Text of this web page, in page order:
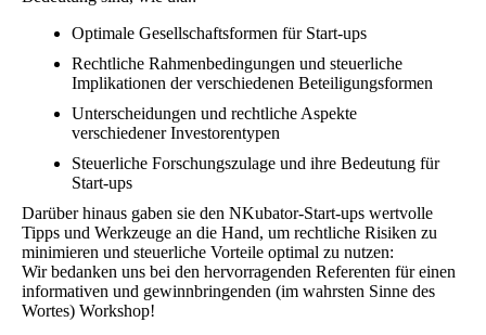
Optimale Gesellschaftsformen für Start-ups
Rechtliche Rahmenbedingungen und steuerliche
Implikationen der verschiedenen Beteiligungsformen
Unterscheidungen und rechtliche Aspekte
verschiedener Investorentypen
Steuerliche Forschungszulage und ihre Bedeutung für
Start-ups
Darüber hinaus gaben sie den NKubator-Start-ups wertvolle
Tipps und Werkzeuge an die Hand, um rechtliche Risiken zu
minimieren und steuerliche Vorteile optimal zu nutzen:
Wir bedanken uns bei den hervorragenden Referenten für einen
informativen und gewinnbringenden (im wahrsten Sinne des
Wortes) Workshop!